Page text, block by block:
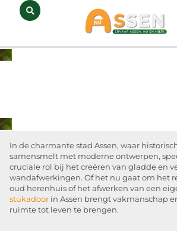
In de charmante stad Assen, waar
samensmelt met moderne ontwerpen,
cruciale rol bij het creëren van gladde en
wandafwerkingen. Of het nu gaat om het
oud herenhuis of het afwerken van een
stukadoor in Assen brengt vakmanschap
ruimte tot leven te brengen.